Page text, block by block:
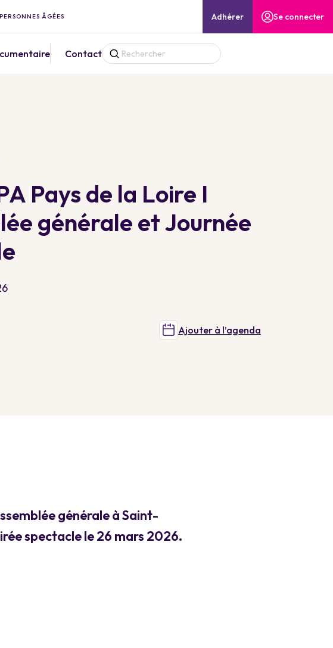
ÂGÉES
Contact
Adhérer Se connecter
Pays de la Loire I
générale et Journée
Ajouter à l’agenda
générale à Saint-
spectacle le 26 mars 2026.